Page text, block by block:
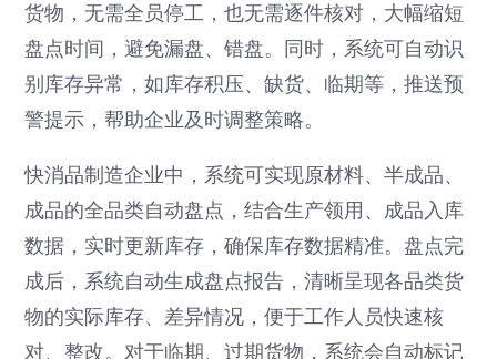
货物，无需全员停工，也无需逐件核对，大幅缩短
盘点时间，避免漏盘、错盘。同时，系统可自动识
别库存异常，如库存积压、缺货、临期等，推送预
警提示，帮助企业及时调整策略。
快消品制造企业中，系统可实现原材料、半成品、
成品的全品类自动盘点，结合生产领用、成品入库
数据，实时更新库存，确保库存数据精准。盘点完
成后，系统自动生成盘点报告，清晰呈现各品类货
物的实际库存、差异情况，便于工作人员快速核
对、整改。对于临期、过期货物，系统会自动标记